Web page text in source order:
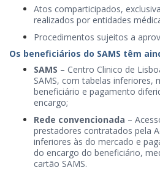
Atos comparticipados,
realizados por entidades
​Procedimentos sujeitos a
Os beneficiários do SAMS têm
SAMS – Centro Clinico de
SAMS, com tabelas inferiores,
beneficiário e pagamento
encargo;
Rede convencionada –
prestadores contratados pela
inferiores às do mercado e
do encargo do beneficiário,
cartão SAMS.